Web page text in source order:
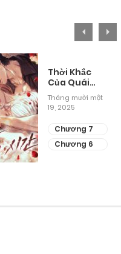
Thời Khắc
Của Quái
Thú Mù
Tháng mười một
19, 2025
Chương 7
Chương 6